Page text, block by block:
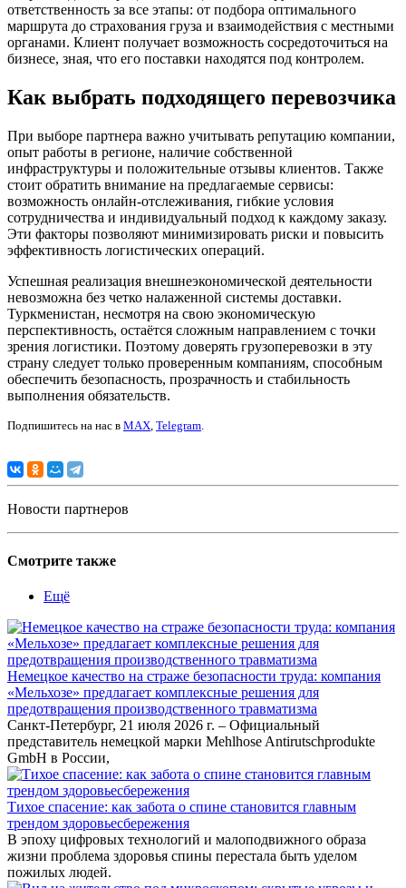
ответственность за все этапы: от подбора оптимального
маршрута до страхования груза и взаимодействия с местными
органами. Клиент получает возможность сосредоточиться на
бизнесе, зная, что его поставки находятся под контролем.
Как выбрать подходящего перевозчика
При выборе партнера важно учитывать репутацию компании,
опыт работы в регионе, наличие собственной
инфраструктуры и положительные отзывы клиентов. Также
стоит обратить внимание на предлагаемые сервисы:
возможность онлайн-отслеживания, гибкие условия
сотрудничества и индивидуальный подход к каждому заказу.
Эти факторы позволяют минимизировать риски и повысить
эффективность логистических операций.
Успешная реализация внешнеэкономической деятельности
невозможна без четко налаженной системы доставки.
Туркменистан, несмотря на свою экономическую
перспективность, остаётся сложным направлением с точки
зрения логистики. Поэтому доверять грузоперевозки в эту
страну следует только проверенным компаниям, способным
обеспечить безопасность, прозрачность и стабильность
выполнения обязательств.
Подпишитесь на нас в MAX Telegram
Новости партнеров
Смотрите также
Ещё
Немецкое качество на страже безопасности труда: компания
«Мельхозе» предлагает комплексные решения для
предотвращения производственного травматизма
Санкт-Петербург, 21 июля 2026 г. – Официальный
представитель немецкой марки Mehlhose Antirutschprodukte
GmbH в России,
Тихое спасение: как забота о спине становится главным
трендом здоровьесбережения
В эпоху цифровых технологий и малоподвижного образа
жизни проблема здоровья спины перестала быть уделом
пожилых людей.